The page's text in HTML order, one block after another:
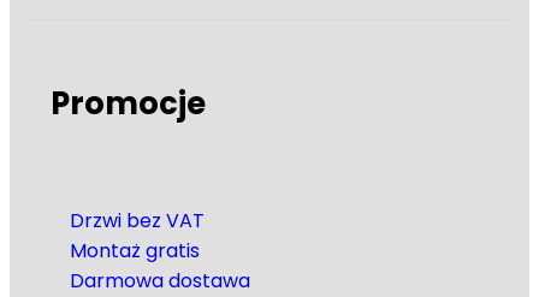
Promocje
Drzwi bez VAT
Montaż gratis
Darmowa dostawa